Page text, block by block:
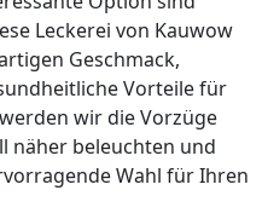
Leckerei von Kauwow
Geschmack,
Vorteile für
wir die Vorzüge
näher beleuchten und
Wahl für Ihren